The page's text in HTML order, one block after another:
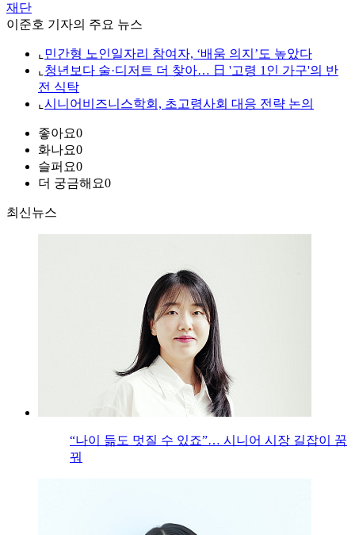
재단
이준호 기자의 주요 뉴스
⌞ 민간형 노인일자리 참여자, ‘배움 의지’도 높았다
⌞ 청년보다 술·디저트 더 찾아… 日 '고령 1인 가구'의 반
전 식탁
⌞ 시니어비즈니스학회, 초고령사회 대응 전략 논의
좋아요0
화나요0
슬퍼요0
더 궁금해요0
최신뉴스
“나이 듦도 멋질 수 있죠”… 시니어 시장 길잡이 꿈
꿔